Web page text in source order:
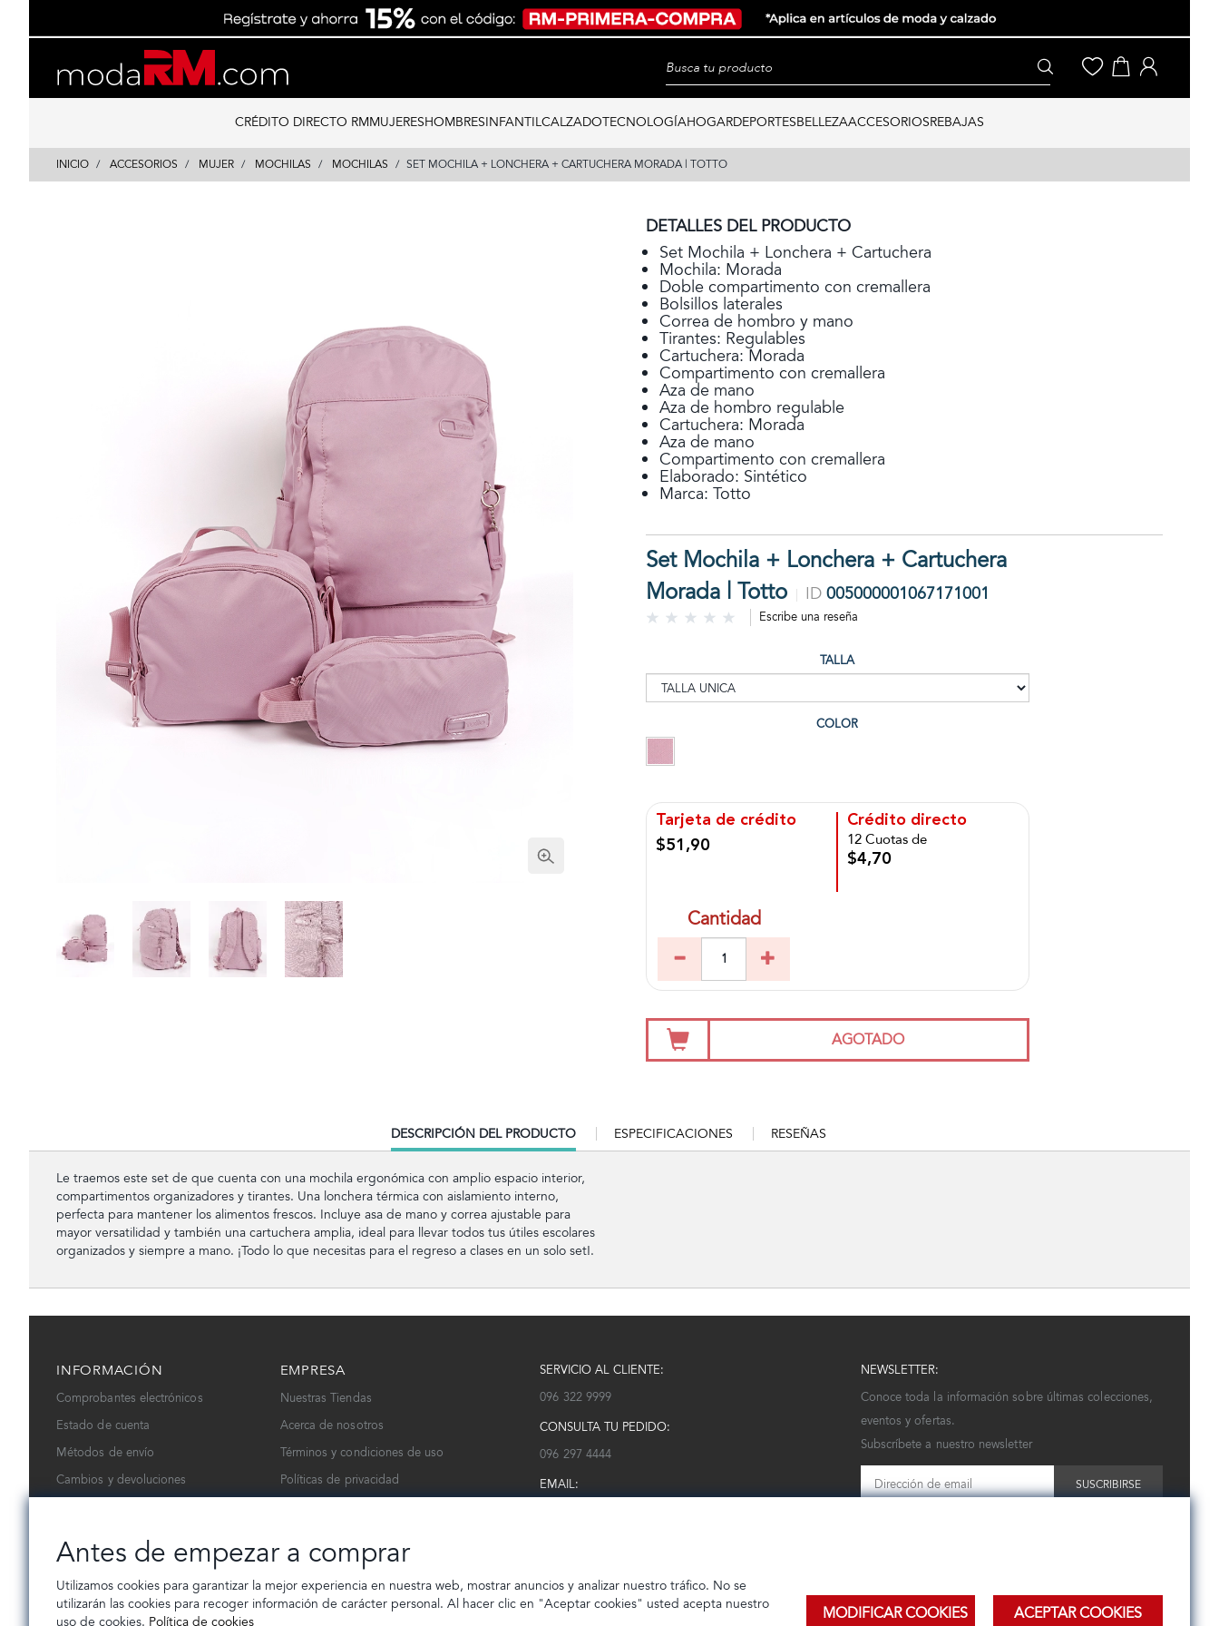
content
navigation
CRÉDITO DIRECTO RMMUJERESHOMBRESINFANTILCALZADOTECNOLOGÍAHOGARDEPORTESBELLEZAACCESORIOSREBAJAS
INICIO ACCESORIOS MUJER MOCHILAS MOCHILAS SET MOCHILA + LONCHERA + CARTUCHERA MORADA | TOTTO
DETALLES DEL PRODUCTO
Set Mochila + Lonchera + Cartuchera
Mochila: Morada
Doble compartimento con cremallera
Bolsillos laterales
Correa de hombro y mano
Tirantes: Regulables
Cartuchera: Morada
Compartimento con cremallera
Aza de mano
Aza de hombro regulable
Cartuchera: Morada
Aza de mano
Compartimento con cremallera
Elaborado: Sintético
Marca: Totto
Set Mochila + Lonchera + Cartuchera
Morada | Totto
ID 005000001067171001
Escribe una reseña
TALLA
COLOR
Tarjeta de crédito
$51,90
Crédito directo
12 Cuotas de
$4,70
Cantidad
AGOTADO
CURRENT
TAB:
DESCRIPCIÓN DEL PRODUCTO ESPECIFICACIONES RESEÑAS
Le traemos este set de que cuenta con una mochila ergonómica con amplio espacio interior,
compartimentos organizadores y tirantes. Una lonchera térmica con aislamiento interno,
perfecta para mantener los alimentos frescos. Incluye asa de mano y correa ajustable para
mayor versatilidad y también una cartuchera amplia, ideal para llevar todos tus útiles escolares
organizados y siempre a mano. ¡Todo lo que necesitas para el regreso a clases en un solo set!.
INFORMACIÓN
Comprobantes electrónicos
Estado de cuenta
Métodos de envío
Cambios y devoluciones
EMPRESA
Nuestras Tiendas
Acerca de nosotros
Términos y condiciones de uso
Políticas de privacidad
SERVICIO AL CLIENTE:
096 322 9999
CONSULTA TU PEDIDO:
096 297 4444
EMAIL:
NEWSLETTER:
Conoce toda la información sobre últimas colecciones,
eventos y ofertas.
Subscríbete a nuestro newsletter
SUSCRIBIRSE
Antes de empezar a comprar
Utilizamos cookies para garantizar la mejor experiencia en nuestra web, mostrar anuncios y analizar nuestro tráfico. No se
utilizarán las cookies para recoger información de carácter personal. Al hacer clic en "Aceptar cookies" usted acepta nuestro
uso de cookies. Política de cookies MODIFICAR COOKIES ACEPTAR COOKIES